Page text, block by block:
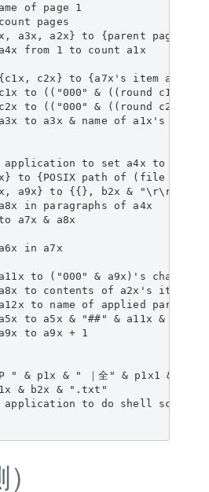
of page 1
pages
a3x, a2x} to {parent page of
from 1 to count a1x
c2x} to {a7x's item a4x's
to (("000" & ((round c1x
to (("000" & ((round c2x
to a3x & name of a1x's item
application to set a4x to do
to {POSIX path of (file path
a9x} to {{}, b2x & "\r\r", 0}
in paragraphs of a4x
a7x & a8x
in a7x
to ("000" & a9x)'s
to contents of a2x's item
to name of applied
to a5x & "##" & a11x & "_"
to a9x + 1
" & p1x & " ｜全" & p1x1 & "ペ
& b2x & ".txt"
application to do shell script